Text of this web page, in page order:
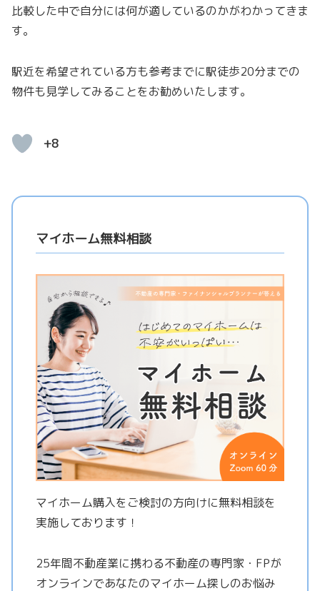
比較した中で自分には何が適しているのかがわかってきま
す。
駅近を希望されている方も参考までに駅徒歩20分までの
物件も見学してみることをお勧めいたします。
+8
マイホーム無料相談
マイホーム購入をご検討の方向けに無料相談を
実施しております！
25年間不動産業に携わる不動産の専門家・FPが
オンラインであなたのマイホーム探しのお悩み